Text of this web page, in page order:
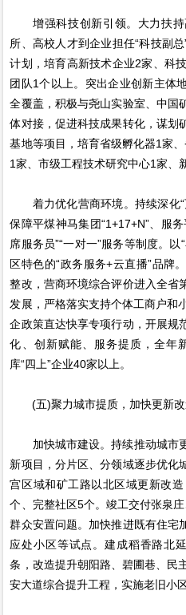
增强科技创新引领。大力扶持
所、高校人才到企业担任“科技副
计划，培育高新技术企业2家、科
团队1个以上。突出企业创新主体
全覆盖，积极与尧山实验室、中国
体对接，促进科技成果转化，谋划
基地等项目，培育省级孵化器1家
1家、市级工程技术研究中心1家、
着力优化营商环境。持续深化“
保障平煤神马集团“1+17+N”、服
席服务员”“一对一”服务等制度。
区特色的“政务服务+云直播”品牌
整改，营商环境综合评价进入全省
发展，严格落实支持个体工商户和
企政策直达快享专项行动，开展规
化、创新赋能、服务提质，全年
库“四上”企业40家以上。
(五)聚力城市提质，加快更新改
加快城市建设。持续推动城市
新项目，分片区、分领域逐步优化
宫区域和矿工路以北区域更新改
个、完整社区5个。竣工交付张泉
群众安置问题。加快推进既有住宅
应处小区等试点。建成稻香路北
条，改造提升朝阳路、碧圃巷、民
安大道综合提升工程，实施老旧小